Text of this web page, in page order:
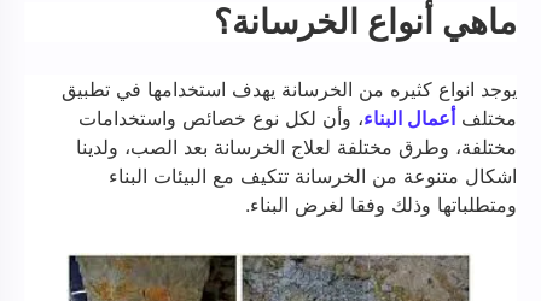
ماهي أنواع الخرسانة؟
يوجد انواع كثيره من الخرسانة يهدف استخدامها في تطبيق
مختلف أعمال البناء، وأن لكل نوع خصائص واستخدامات
مختلفة، وطرق مختلفة لعلاج الخرسانة بعد الصب، ولدينا
اشكال متنوعة من الخرسانة تتكيف مع البيئات البناء
ومتطلباتها وذلك وفقا لغرض البناء.